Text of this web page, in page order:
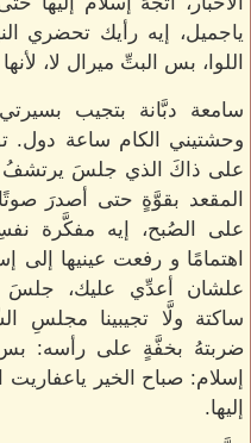
ياجميل، إيه رأيك تحضري
اللوا، بس البتِّ ميرال لا،
سامعة دبَّانة بتجيب
وحشتيني الكام ساعة دول.
على ذاكَ الذي جلسَ يرتشفُ
المقعد بقوَّةٍ حتى أصدرَ
على الصُبح، إيه مفكَّرة
اهتمامًا و رفعت عينيها
علشان أعدِّي عليك، جلسَ
ساكتة ولَّا تجيبينا مجلسِ
ضربتهُ بخفَّةٍ على رأسه: بس
إسلام: صباح الخير
إليها.